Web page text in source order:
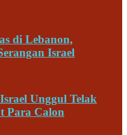
di Lebanon,
Israel
Unggul Telak
Para Calon